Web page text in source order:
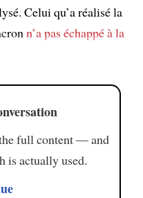
Celui qu’a réalisé la
n’a pas échappé à la
full content — and
is actually used.